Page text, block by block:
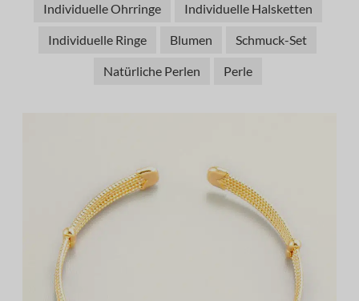
Individuelle Ohrringe Individuelle Halsketten
Individuelle Ringe Blumen Schmuck-Set
Natürliche Perlen Perle